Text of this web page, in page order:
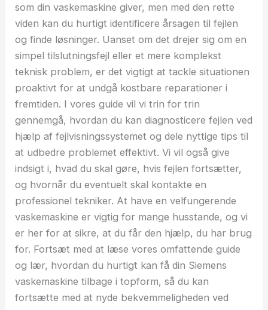
som din vaskemaskine giver, men med den rette
viden kan du hurtigt identificere årsagen til fejlen
og finde løsninger. Uanset om det drejer sig om en
simpel tilslutningsfejl eller et mere komplekst
teknisk problem, er det vigtigt at tackle situationen
proaktivt for at undgå kostbare reparationer i
fremtiden. I vores guide vil vi trin for trin
gennemgå, hvordan du kan diagnosticere fejlen ved
hjælp af fejlvisningssystemet og dele nyttige tips til
at udbedre problemet effektivt. Vi vil også give
indsigt i, hvad du skal gøre, hvis fejlen fortsætter,
og hvornår du eventuelt skal kontakte en
professionel tekniker. At have en velfungerende
vaskemaskine er vigtig for mange husstande, og vi
er her for at sikre, at du får den hjælp, du har brug
for. Fortsæt med at læse vores omfattende guide
og lær, hvordan du hurtigt kan få din Siemens
vaskemaskine tilbage i topform, så du kan
fortsætte med at nyde bekvemmeligheden ved